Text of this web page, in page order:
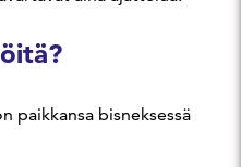
paikkansa bisneksessä